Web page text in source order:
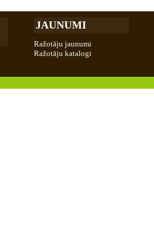
JAUNUMI
Ražotāju jaunumi
Ražotāju katalogi